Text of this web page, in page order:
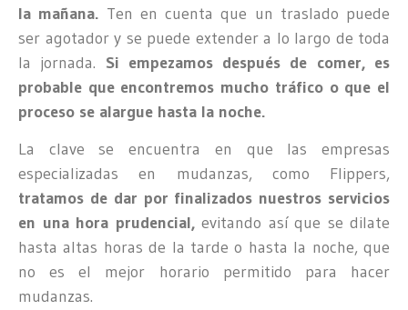
la mañana. Ten en cuenta que un traslado puede
ser agotador y se puede extender a lo largo de toda
la jornada. Si empezamos después de comer, es
probable que encontremos mucho tráfico o que el
proceso se alargue hasta la noche.
La clave se encuentra en que las empresas
especializadas en mudanzas, como Flippers,
tratamos de dar por finalizados nuestros servicios
en una hora prudencial, evitando así que se dilate
hasta altas horas de la tarde o hasta la noche, que
no es el mejor horario permitido para hacer
mudanzas.